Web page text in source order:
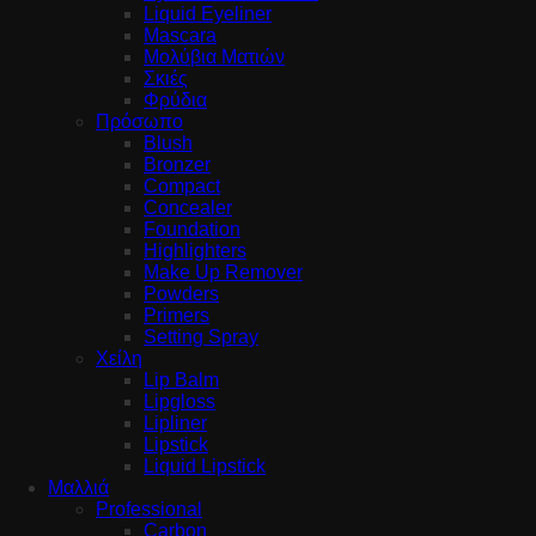
Liquid Eyeliner
Mascara
Μολύβια Ματιών
Σκιές
Φρύδια
Πρόσωπο
Blush
Bronzer
Compact
Concealer
Foundation
Highlighters
Make Up Remover
Powders
Primers
Setting Spray
Χείλη
Lip Balm
Lipgloss
Lipliner
Lipstick
Liquid Lipstick
Μαλλιά
Professional
Carbon